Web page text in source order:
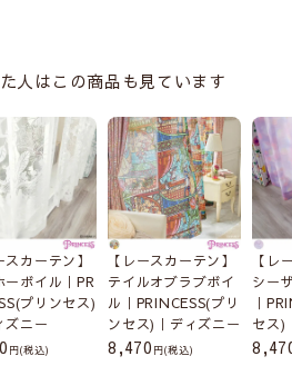
人はこの商品も見ています
スカーテン】
ーボイル｜PR
プリンセス)
ズニー
(税込)
【レースカーテン】
テイルオブラブボイ
ル｜PRINCESS(プリ
ンセス)｜ディズニー
8,470 (税込)
【レ
シー
｜
セス)